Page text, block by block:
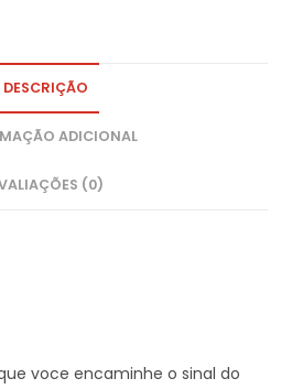
DESCRIÇÃO
ADICIONAL
(0)
voce encaminhe o sinal do